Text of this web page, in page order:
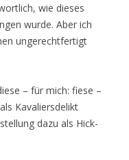
wie dieses
wurde. Aber ich
ungerechtfertigt
– für mich: fiese –
Kavaliersdelikt
dazu als Hick-